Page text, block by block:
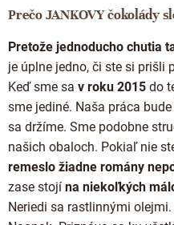
Prečo JANKOVY čokolády
Pretože jednoducho chutia
je úplne jedno, či ste si prišli
Keď sme sa v roku 2015 do
sme jediné. Naša práca
sa držíme. Sme podobne
našich obaloch. Pokiaľ nie
remeslo žiadne romány
zase stojí na niekoľkých
Neriedi sa rastlinnými